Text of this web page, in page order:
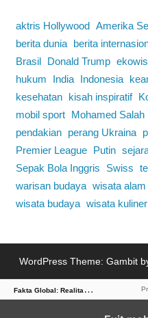
aktris Hollywood Amerika
berita dunia
berita
Brasil
Donald Trump
hukum
India Indonesia
kesehatan
kisah inspiratif
mobil sport
Mohamed Salah
pendakian
perang Ukraina
Premier League
Putin
Sepak Bola Inggris
Swiss
warisan budaya wisata alam
wisata budaya wisata kuliner
WordPress Theme: Gambit
F
akta Global: Realitas Dunia dalam Berita